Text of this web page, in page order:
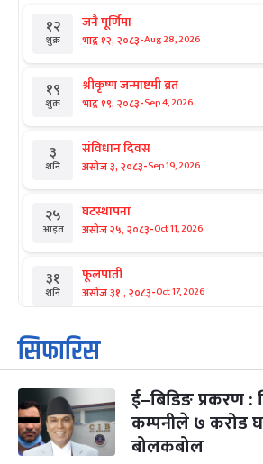
१२
शुक्र
जनै पूर्णिमा
भाद्र १२, २०८३-Aug 28, 2026
१९
शुक्र
श्रीकृष्ण जन्माष्टमी व्रत
भाद्र १९, २०८३-Sep 4, 2026
३
शनि
संविधान दिवस
असोज ३, २०८३-Sep 19, 2026
२५
आइत
घटस्थापना
असोज २५, २०८३-Oct 11, 2026
३१
शनि
फूलपाती
असोज ३१ , २०८३-Oct 17, 2026
१
आइत
कार्तिक सङ्क्रान्ति
कार्तिक १, २०८३
३
मंगल
महानवमी
कार्तिक ३, २०८३-Oct 20, 2026
सिफारिस
ई–बिडिङ प्रकरण :
कम्पनीले ७ करोड
बोलकबोल